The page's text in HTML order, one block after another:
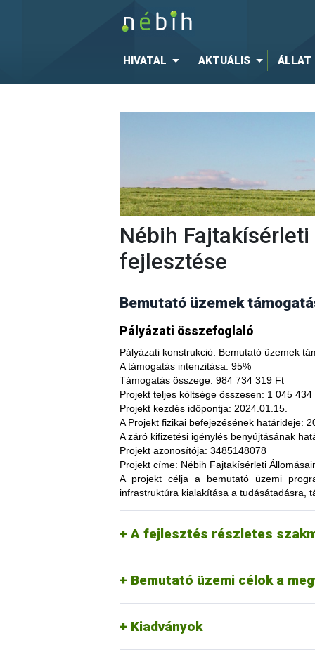
HIVATAL AKTUÁLIS ÁLLAT
Nébih
fejlesztése
Bemutató üzemek
Pályázati összefoglaló
Pályázati konstrukció: Bemutató üzemek
A támogatás intenzitása: 95%
Támogatás összege: 984 734 319 Ft
Projekt teljes költsége összesen: 1 045 434
Projekt kezdés időpontja: 2024.01.15.
A Projekt fizikai befejezésének határideje:
A záró kifizetési igénylés benyújtásának
Projekt azonosítója: 3485148078
Projekt címe: Nébih Fajtakísérleti
A projekt céljaa bemutató üzemi
infrastruktúra kialakítása a tudásátadásra,
A fejlesztés részletes
A fajtakísérleti és fajtakitermesztési
termesztés bizonytalanságából adódó
képesség. A fajtakísérlet során
megszerzési lehetőség, amelynek
túl, az aktuális termelési eljárások és
(fajtákat), környezetvédelmi
kibocsátást, valamint eredményesen
Bemutató üzemi célok a
Tordas
kertészeti (zöldség,
Pölöske
kertészeti (gyümölcs)
Kiadványok